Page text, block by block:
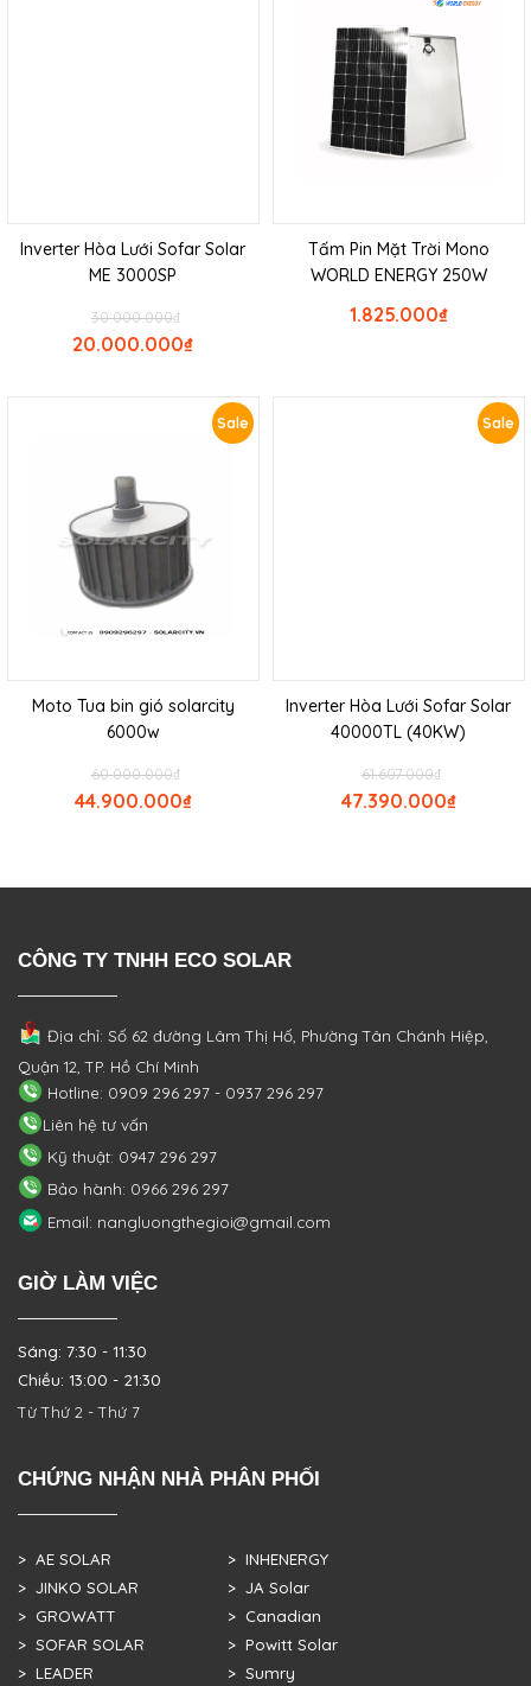
Inverter Hòa Lưới Sofar Solar
ME 3000SP
₫
30.000.000
₫
20.000.000
Tấm Pin Mặt Trời Mono
WORLD ENERGY 250W
₫
1.825.000
Sale
Moto Tua bin gió solarcity
6000w
₫
60.000.000
₫
44.900.000
Sale
Inverter Hòa Lưới Sofar Solar
40000TL (40KW)
₫
61.607.000
₫
47.390.000
CÔNG TY TNHH ECO SOLAR
Địa chỉ: Số 62 đường Lâm Thị Hố, PhườngTân Chánh Hiệp,
Quận 12, TP. Hồ Chí Minh
Hotline: 0909 296 297 - 0937 296 297
Liên hệ tư vấn
Kỹ thuật: 0947 296 297
Bảo hành: 0966 296 297
Email: nangluongthegioi@gmail.com
GIỜ LÀM VIỆC
Sáng: 7:30 - 11:30
Chiều: 13:00 - 21:30
Từ Thứ 2 - Thứ 7
CHỨNG NHẬN NHÀ PHÂN PHỐI
> AE SOLAR
> JINKO SOLAR
> GROWATT
> SOFAR SOLAR
> LEADER
> INHENERGY
> JA Solar
> Canadian
> Powitt Solar
> Sumry